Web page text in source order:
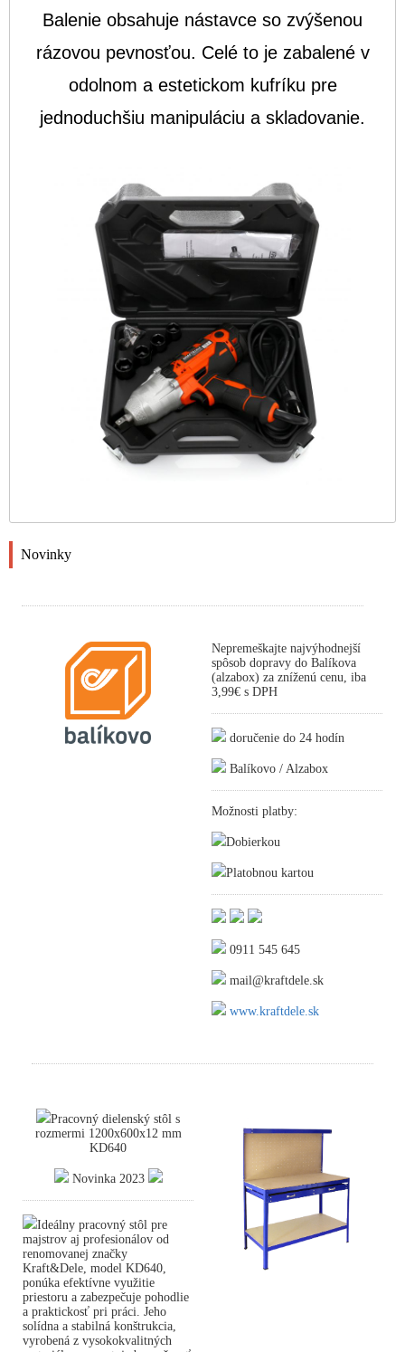
Balenie obsahuje nástavce so zvýšenou
rázovou pevnosťou. Celé to je zabalené v
odolnom a estetickom kufríku pre
jednoduchšiu manipuláciu a skladovanie.
Novinky
Nepremeškajte najvýhodnejší
spôsob dopravy do Balíkova
(alzabox) za zníženú cenu, iba
3,99€ s DPH
doručenie do 24 hodín
Balíkovo / Alzabox
Možnosti platby:
Dobierkou
Platobnou kartou
0911 545 645
mail@kraftdele.sk
www.kraftdele.sk
Pracovný dielenský stôl s
rozmermi 1200x600x12 mm
KD640
Novinka 2023
Ideálny pracovný stôl pre
majstrov aj profesionálov od
renomovanej značky
Kraft&Dele, model KD640,
ponúka efektívne využitie
priestoru a zabezpečuje pohodlie
a praktickosť pri práci. Jeho
solídna a stabilná konštrukcia,
vyrobená z vysokokvalitných